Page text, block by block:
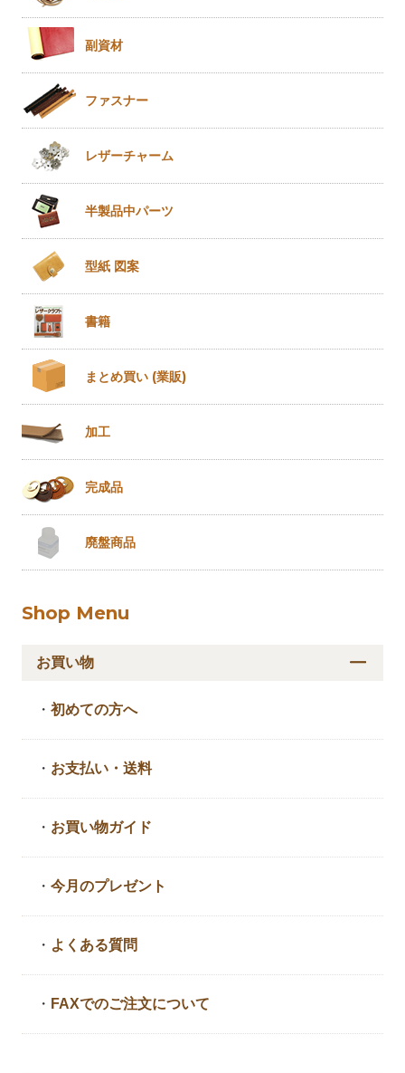
副資材
ファスナー
レザーチャーム
半製品中パーツ
型紙 図案
書籍
まとめ買い (業販)
加工
完成品
廃盤商品
Shop Menu
お買い物
・初めての方へ
・ お支払い・送料
・ お買い物ガイド
・今月のプレゼント
・ よくある質問
・ FAXでのご注文について